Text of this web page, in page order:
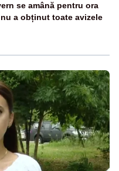
se amână pentru ora
a obținut toate avizele